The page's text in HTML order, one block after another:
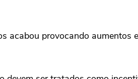
acabou provocando aumentos